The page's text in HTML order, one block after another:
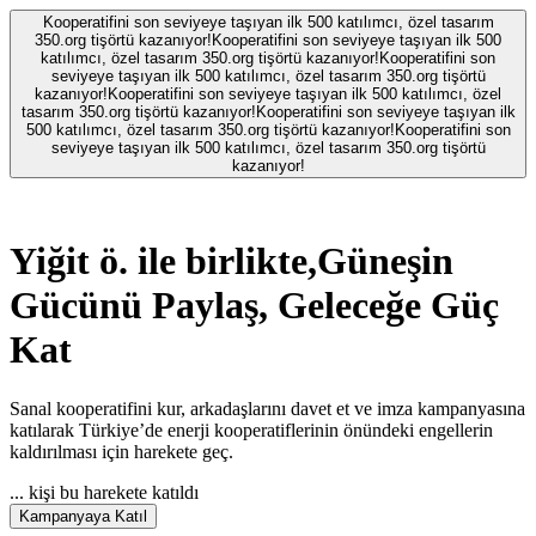
Kooperatifini son seviyeye taşıyan ilk 500 katılımcı, özel tasarım
350.org tişörtü kazanıyor! Kooperatifini son seviyeye taşıyan ilk 500
katılımcı, özel tasarım 350.org tişörtü kazanıyor! Kooperatifini son
seviyeye taşıyan ilk 500 katılımcı, özel tasarım 350.org tişörtü
kazanıyor! Kooperatifini son seviyeye taşıyan ilk 500 katılımcı, özel
tasarım 350.org tişörtü kazanıyor! Kooperatifini son seviyeye taşıyan ilk
500 katılımcı, özel tasarım 350.org tişörtü kazanıyor! Kooperatifini son
seviyeye taşıyan ilk 500 katılımcı, özel tasarım 350.org tişörtü
kazanıyor!
Yiğit ö. ile birlikte,Güneşin
Gücünü Paylaş, Geleceğe Güç
Kat
Sanal kooperatifini kur, arkadaşlarını davet et ve imza kampanyasına
katılarak Türkiye’de enerji kooperatiflerinin önündeki engellerin
kaldırılması için harekete geç.
... kişi bu harekete katıldı
Kampanyaya Katıl